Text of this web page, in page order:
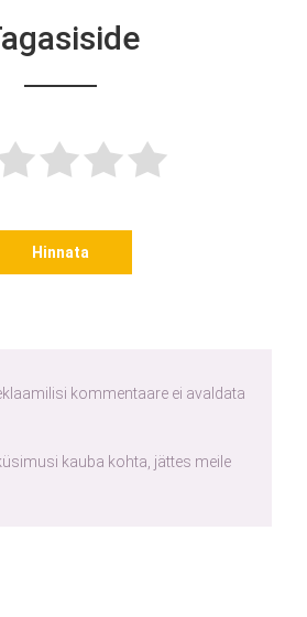
Hinnata
kommentaare ei avaldata
kauba kohta, jättes meile